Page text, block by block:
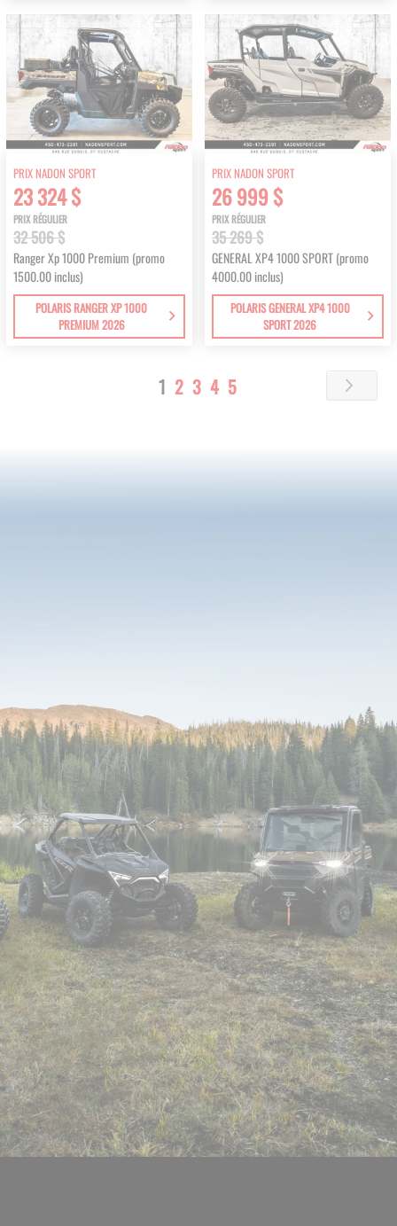
PRIX NADON SPORT
23 324 $
PRIX RÉGULIER
32 506 $
Ranger Xp 1000 Premium (promo
1500.00 inclus)
POLARIS RANGER XP 1000
PREMIUM 2026
PRIX NADON SPORT
26 999 $
PRIX RÉGULIER
35 269 $
GENERAL XP4 1000 SPORT (promo
4000.00 inclus)
POLARIS GENERAL XP4 1000
SPORT 2026
Page
You're
1 Page
2 Page
3 Page
4 Page
5